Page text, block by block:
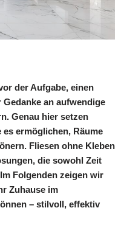
der Aufgabe, einen
an aufwendige
Genau hier setzen
ermöglichen, Räume
Fliesen ohne Kleben
die sowohl Zeit
Folgenden zeigen wir
Zuhause im
– stilvoll, effektiv